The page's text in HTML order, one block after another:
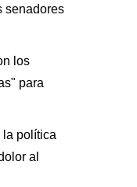
senadores
los
para
la política
al